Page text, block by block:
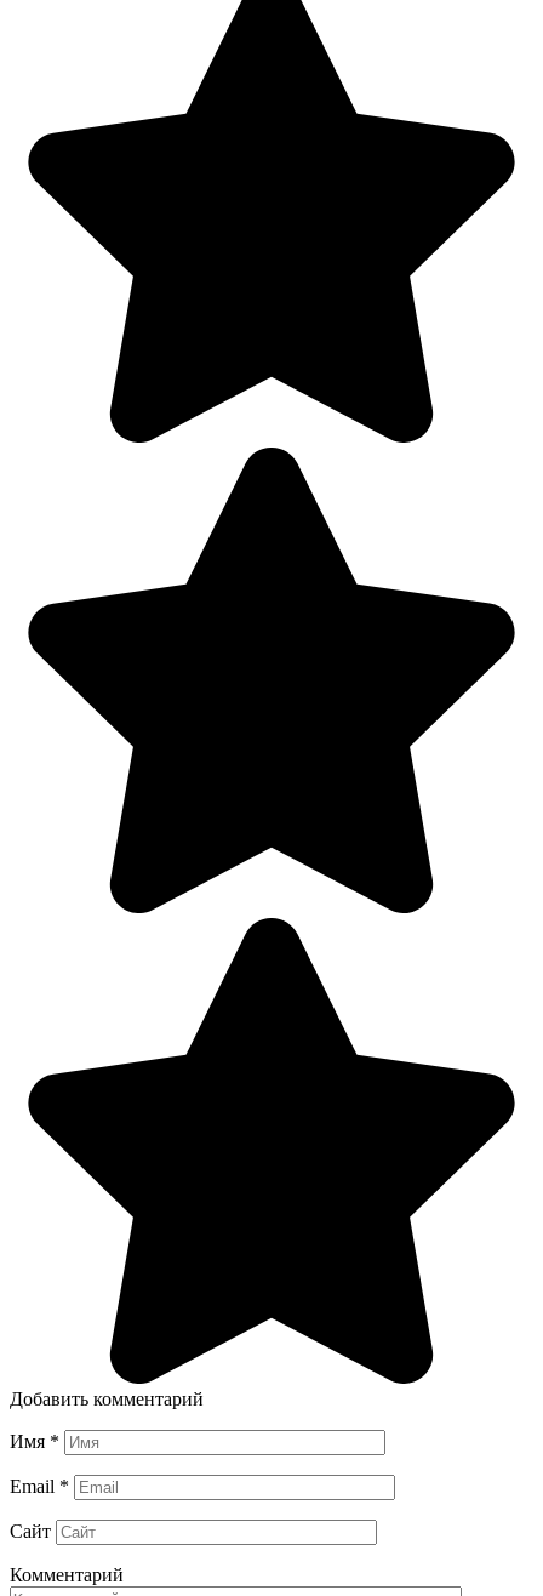
Добавить комментарий
Имя *
Email *
Сайт
Комментарий